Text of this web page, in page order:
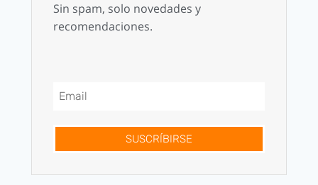
Sin spam, solo novedades y
recomendaciones.
SUSCRÍBIRSE